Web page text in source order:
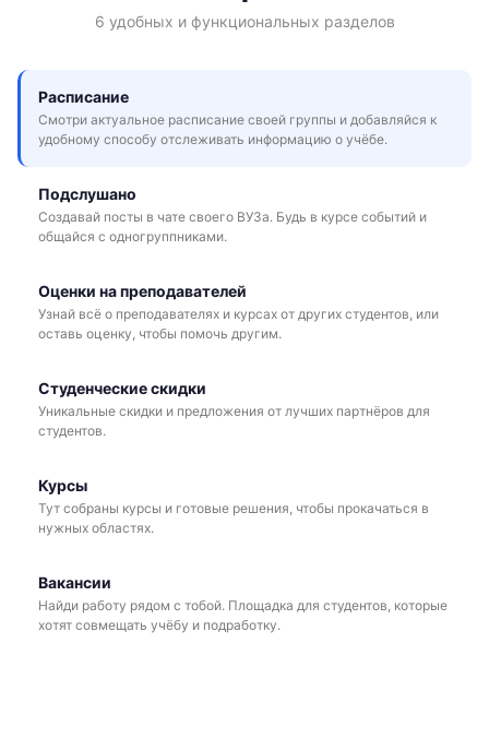
6 удобных и функциональных разделов
Расписание
Смотри актуальное расписание своей группы и добавляйся к
удобному способу отслеживать информацию о учёбе.
Подслушано
Создавай посты в чате своего ВУЗа. Будь в курсе событий и
общайся с одногруппниками.
Оценки на преподавателей
Узнай всё о преподавателях и курсах от других студентов, или
оставь оценку, чтобы помочь другим.
Студенческие скидки
Уникальные скидки и предложения от лучших партнёров для
студентов.
Курсы
Тут собраны курсы и готовые решения, чтобы прокачаться в
нужных областях.
Вакансии
Найди работу рядом с тобой. Площадка для студентов, которые
хотят совмещать учёбу и подработку.